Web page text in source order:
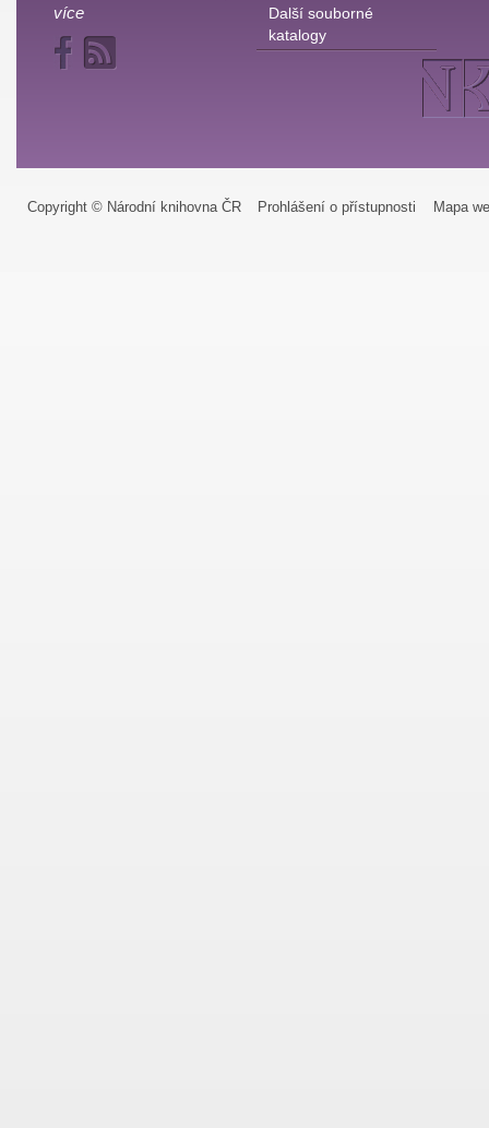
více
Další souborné
katalogy
Copyright © Národní knihovna ČR Prohlášení o přístupnosti Mapa